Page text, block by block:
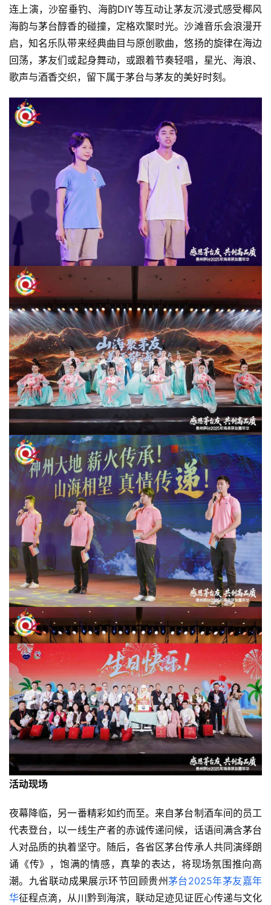
连上演，沙窑垂钓、海韵DIY等互动让茅友沉浸式感受椰风
海韵与茅台醇香的碰撞，定格欢聚时光。沙滩音乐会浪漫开
启，知名乐队带来经典曲目与原创歌曲，悠扬的旋律在海边
回荡，茅友们或起身舞动，或跟着节奏轻唱，星光、海浪、
歌声与酒香交织，留下属于茅台与茅友的美好时刻。
活动现场
夜幕降临，另一番精彩如约而至。来自茅台制酒车间的员工
代表登台，以一线生产者的赤诚传递问候，话语间满含茅台
人对品质的执着坚守。随后，各省区茅台传承人共同演绎朗
诵《传》，饱满的情感，真挚的表达，将现场氛围推向高
潮。九省联动成果展示环节回顾贵州茅台2025年茅友嘉年
华征程点滴，从川黔到海滨，联动足迹见证匠心传递与文化